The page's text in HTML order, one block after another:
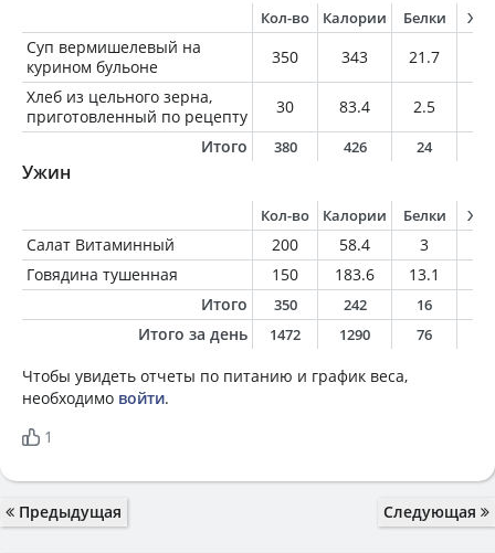
Кол-во Калории Белки
Суп вермишелевый на
курином бульоне
350 343 21.7
Хлеб из цельного зерна,
приготовленный по рецепту
30 83.4 2.5
Итого
380 426 24
Ужин
Кол-во Калории Белки
Салат Витаминный 200 58.4 3
Говядина тушенная
150 183.6 13.1
Итого
350 242 16
Итого за день 1472 1290 76
Чтобы увидеть отчеты по питанию и график веса,
необходимо войти.
1
Предыдущая Следующая